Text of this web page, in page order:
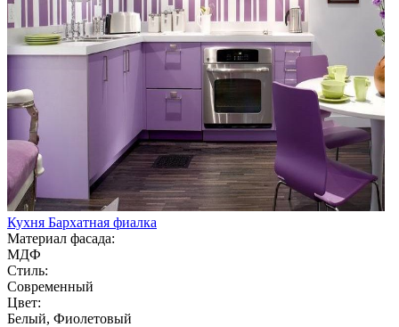
Кухня Бархатная фиалка
Материал фасада:
МДФ
Стиль:
Современный
Цвет:
Белый, Фиолетовый